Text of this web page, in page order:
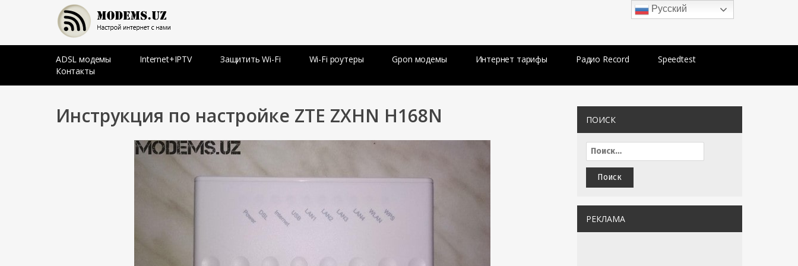
MODEMS.UZ
Настрой Интернет с нами
ADSL модемы Internet+IPTV Защитить Wi-Fi Wi-Fi роутеры Gpon модемы Интернет тарифы Радио Record
Speedtest
Контакты
Инструкция по настройке ZTE ZXHN H168N ПОИСК
РЕКЛАМА
Русский